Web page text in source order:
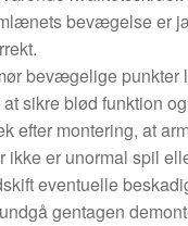
bevægelse er
bevægelige punkter
at sikre blød funktion
efter montering, at
ikke er unormal spil
eventuelle
gentagen